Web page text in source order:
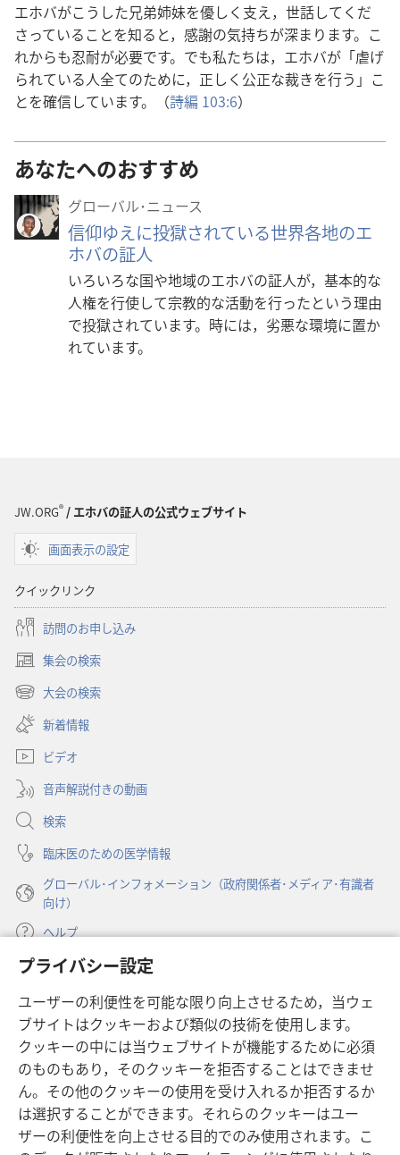
プライバシー設定
ユーザーの利便性を可能な限り向上させるため，当ウェ
ブサイトはクッキーおよび類似の技術を使用します。
クッキーの中には当ウェブサイトが機能するために必須
のものもあり，そのクッキーを拒否することはできませ
ん。その他のクッキーの使用を受け入れるか拒否するか
は選択することができます。それらのクッキーはユー
ザーの利便性を向上させる目的でのみ使用されます。こ
エホバがこうした兄弟姉妹を優しく支え，世話してくだ
さっていることを知ると，感謝の気持ちが深まります。こ
れからも忍耐が必要です。でも私たちは，エホバが「虐げ
られている人全てのために，正しく公正な裁きを行う」こ
とを確信しています。（詩編 103:6）
あなたへのおすすめ
グローバル･ニュース
信仰ゆえに投獄されている世界各地のエ
ホバの証人
いろいろな国や地域のエホバの証人が，基本的な
人権を行使して宗教的な活動を行ったという理由
で投獄されています。時には，劣悪な環境に置か
れています。
JW.ORG®/ エホバの証人の公式ウェブサイト
画面表示の設定
クイックリンク
訪問のお申し込み
集会の検索
（新
し
タ
で
開
く）
大会の検索
（新
し
い
タ
ブ
で
開
く）
新着情報
ビデオ
音声解説付きの動画
検索
臨床医のための医学情報
グローバル･インフォメーション（政府関係者･メディア･有識者
向け）
ヘルプ
寄付
し
い
タ
ブ
で
開
く）
ものみの塔 オンライン・ライブラリー
（新
し
い
タ
ブ
で
開
JW Hub ®
（新
し
い
タ
ブ
JW Library ®
Watchtower Library®